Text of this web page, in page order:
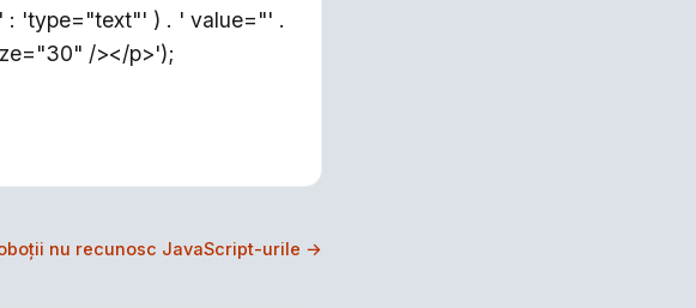
: 'type="text"' ) . ' value="' .
/></p>');
nu recunosc JavaScript-urile →